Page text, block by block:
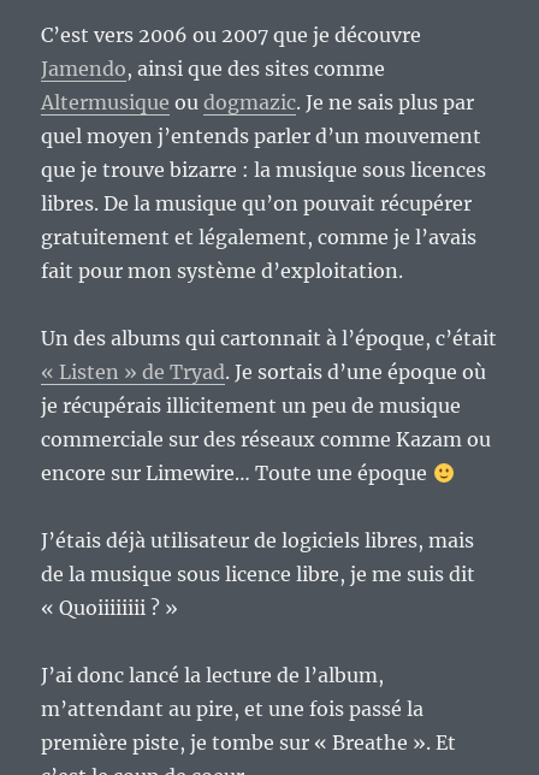
C’est vers 2006 ou 2007 que je découvre
Jamendo, ainsi que des sites comme
Altermusique oudogmazic. Je ne sais plus par
quel moyen j’entends parler d’un mouvement
que je trouve bizarre : la musique sous licences
libres. De la musique qu’on pouvait récupérer
gratuitement et légalement, comme je l’avais
fait pour mon système d’exploitation.
Un des albums qui cartonnait à l’époque, c’était
« Listen » de Tryad. Je sortais d’une époque où
je récupérais illicitement un peu de musique
commerciale sur des réseaux comme Kazam ou
encore sur Limewire… Toute une époque
J’étais déjà utilisateur de logiciels libres, mais
de la musique sous licence libre, je me suis dit
« Quoiiiiiiii ? »
J’ai donc lancé la lecture de l’album,
m’attendant au pire, et une fois passé la
première piste, je tombe sur « Breathe ». Et